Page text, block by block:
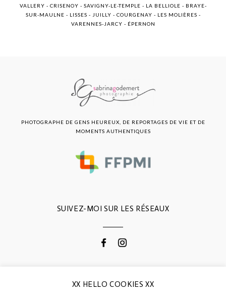
VALLERY - CRISENOY - SAVIGNY-LE-TEMPLE - LA BELLIOLE - BRAYE-
SUR-MAULNE - LISSES - JUILLY - COURGENAY - LES MOLIÈRES -
VARENNES-JARCY - ÉPERNON
SUIVEZ-MOI SUR LES RÉSEAUX
PHOTOGRAPHE DE GENS HEUREUX, DE REPORTAGES DE VIE ET DE
MOMENTS AUTHENTIQUES
CONTACTEZ-MOI
XX HELLO COOKIES XX